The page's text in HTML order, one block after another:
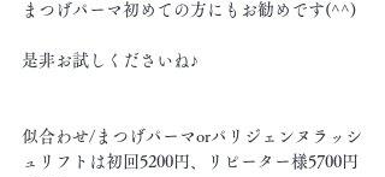
まつげパーマ初めての方にもお勧めです(^^)
是非お試しくださいね♪
似合わせ/まつげパーマorパリジェンヌラッシ
ュリフトは初回5200円、リピーター様5700円